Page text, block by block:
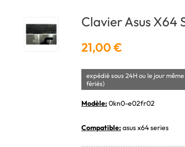
Clavier Asus
21,00 €
expédié sous 24H ou le jour
fériés)
Modèle:0kn0-e02fr02
Compatible:asus x64 series